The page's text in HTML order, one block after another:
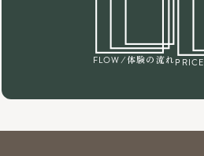
FLOW /体験の流れPRICE